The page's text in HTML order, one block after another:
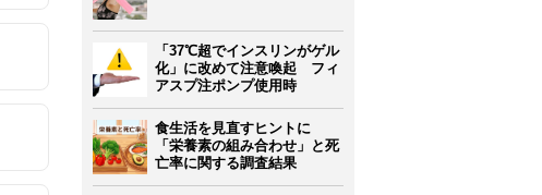
「37℃超でインスリンがゲル
化」に改めて注意喚起 フィ
アスプ注ポンプ使用時
食生活を見直すヒントに
「栄養素の組み合わせ」と死
亡率に関する調査結果